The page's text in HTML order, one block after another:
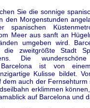
Sie die sonnige
den Morgenstunden
Meer aus sanft an
umgeben wird.
die zweitgrößte Stadt
Die
Barcelona ist von
Kulisse bildet.
dem auch der Fernsehturm
erklimmen
auf Barcelona und